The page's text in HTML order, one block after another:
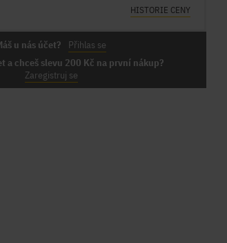
HISTORIE CENY
u nás účet?
Přihlas se
a chceš slevu 200 Kč na první nákup?
Zaregistruj se